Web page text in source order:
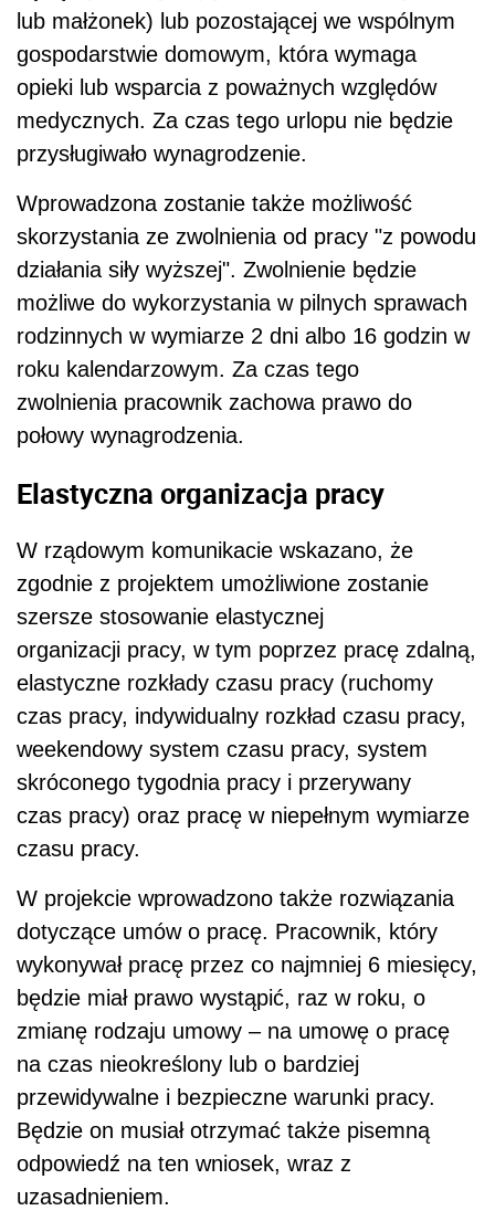
lub małżonek) lub pozostającej we wspólnym
gospodarstwie domowym, która wymaga
opieki lub wsparcia z poważnych względów
medycznych. Za czas tego urlopu nie będzie
przysługiwało wynagrodzenie.
Wprowadzona zostanie także możliwość
skorzystania ze zwolnienia od pracy "z powodu
działania siły wyższej". Zwolnienie będzie
możliwe do wykorzystania w pilnych sprawach
rodzinnych w wymiarze 2 dni albo 16 godzin w
roku kalendarzowym. Za czas tego
zwolnienia pracownik zachowa prawo do
połowy wynagrodzenia.
Elastyczna organizacja pracy
W rządowym komunikacie wskazano, że
zgodnie z projektem umożliwione zostanie
szersze stosowanie elastycznej
organizacji pracy, w tym poprzez pracę zdalną,
elastyczne rozkłady czasu pracy (ruchomy
czas pracy, indywidualny rozkład czasu pracy,
weekendowy system czasu pracy, system
skróconego tygodnia pracy i przerywany
czas pracy) oraz pracę w niepełnym wymiarze
czasu pracy.
W projekcie wprowadzono także rozwiązania
dotyczące umów o pracę. Pracownik, który
wykonywał pracę przez co najmniej 6 miesięcy,
będzie miał prawo wystąpić, raz w roku, o
zmianę rodzaju umowy – na umowę o pracę
na czas nieokreślony lub o bardziej
przewidywalne i bezpieczne warunki pracy.
Będzie on musiał otrzymać także pisemną
odpowiedź na ten wniosek, wraz z
uzasadnieniem.